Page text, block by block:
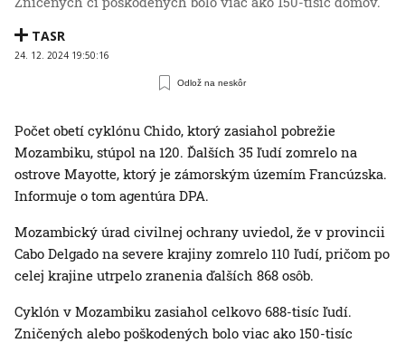
TASR
24. 12. 2024 19:50:16
Odlož na neskôr
Počet obetí cyklónu Chido, ktorý zasiahol pobrežie
Mozambiku, stúpol na 120. Ďalších 35 ľudí zomrelo na
ostrove Mayotte, ktorý je zámorským územím Francúzska.
Informuje o tom agentúra DPA.
Mozambický úrad civilnej ochrany uviedol, že v provincii
Cabo Delgado na severe krajiny zomrelo 110 ľudí, pričom po
celej krajine utrpelo zranenia ďalších 868 osôb.
Cyklón v Mozambiku zasiahol celkovo 688-tisíc ľudí.
Zničených alebo poškodených bolo viac ako 150-tisíc